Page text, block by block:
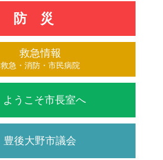
防災
救急情報
救急・消防・市民病院
ようこそ市長室へ
豊後大野市議会